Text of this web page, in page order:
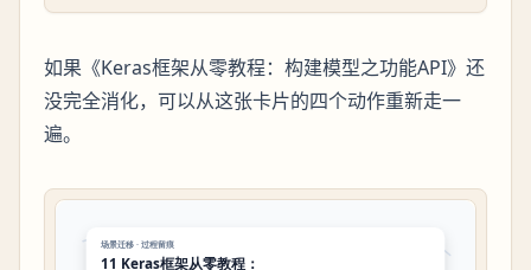
如果《Keras框架从零教程：构建模型之功能API》还
没完全消化，可以从这张卡片的四个动作重新走一
遍。